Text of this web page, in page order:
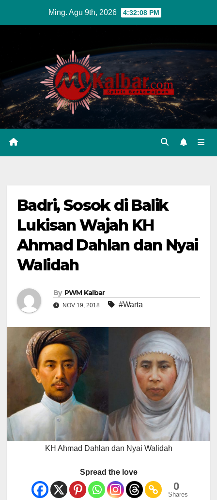
Ming. Agu 9th, 2026 4:32:09 PM
Badri, Sosok di Balik
Lukisan Wajah KH
Ahmad Dahlan dan Nyai
Walidah
By PWM Kalbar
NOV 19, 2018 #Warta
KH Ahmad Dahlan dan Nyai Walidah
Spread the love
0
Shares